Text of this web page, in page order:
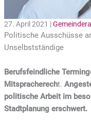
27. April 2021 |
Politische Ausschüsse
Unselbstständige
Berufsfeindliche
Mitspracherecht.
politische Arbeit im
Stadtplanung erschwert.